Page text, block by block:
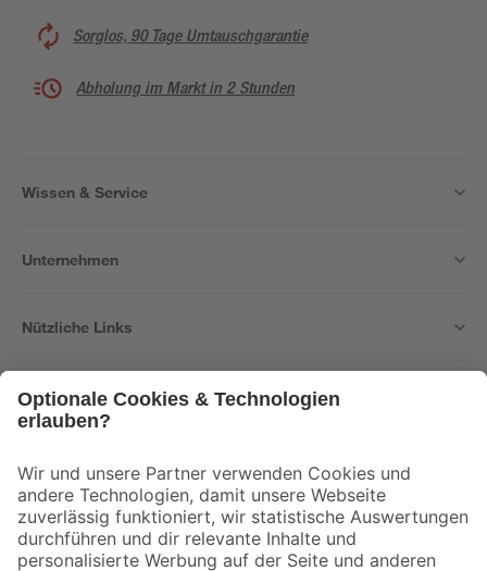
Sorglos, 90 Tage Umtauschgarantie
Abholung im Markt in 2 Stunden
Wissen & Service
Unternehmen
Nützliche Links
Bleib auf dem Laufenden mit unserem Newsletter
Zur Newsletter Anmeldung
Folge uns